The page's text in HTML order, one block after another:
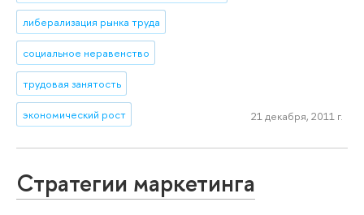
либерализация рынка труда
социальное неравенство
трудовая занятость
экономический рост 21 декабря, 2011 г.
Стратегии маркетинга